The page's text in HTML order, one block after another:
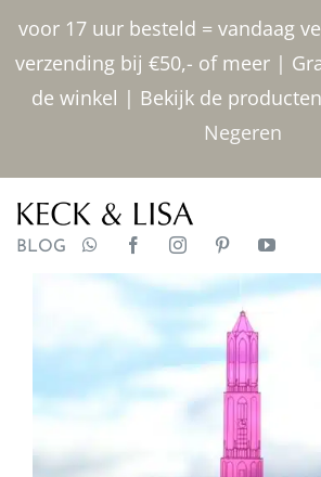
voor 17 uur besteld = vandaag
verzending bij €50,- of meer |
de winkel | Bekijk de
Negeren
inhoud
BLOG